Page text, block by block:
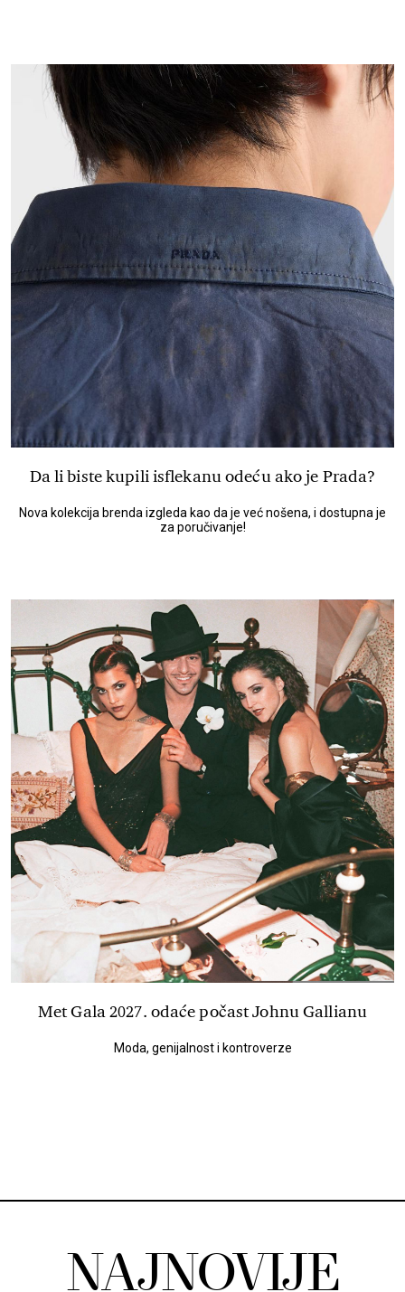
Da li biste kupili isflekanu odeću ako je Prada?
Nova kolekcija brenda izgleda kao da je već nošena, i dostupna je
za poručivanje!
Met Gala 2027. odaće počast Johnu Gallianu
Moda, genijalnost i kontroverze
NAJNOVIJE